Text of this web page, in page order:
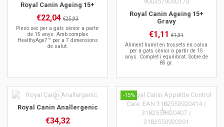
Royal Canin Ageing 15+
€22,04€25,93
Pinso sec per a gats sènior a partir
de 15 anys. Amb complex
HealthyAge7™ per a 7 dimensions
de salut.
Royal Canin Ageing 15+
Gravy
€1,11€1,31
Aliment humit en trossets en salsa
per a gats sènior a partir de 15
anys. Complet i equilibrat. Sobre de
85 gr.
Royal Canin Anallergenic
€34,32
-15%